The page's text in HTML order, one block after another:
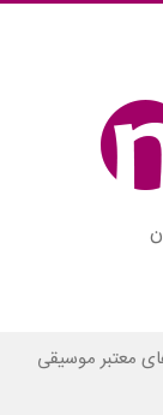
معتبر موسیقی